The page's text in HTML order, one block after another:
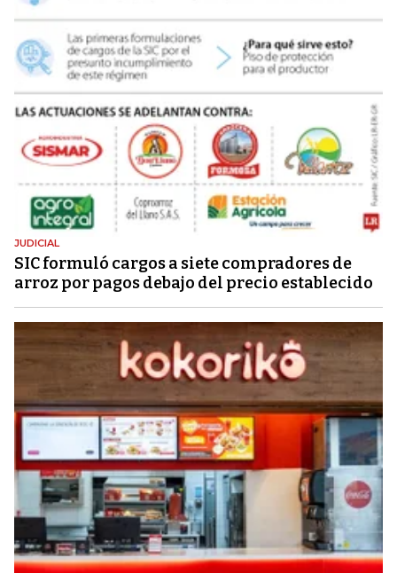
JUDICIAL
SIC formuló cargos a siete compradores de
arroz por pagos debajo del precio establecido